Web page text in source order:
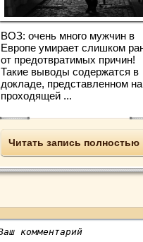
ВОЗ: очень много мужчин в
Европе умирает слишком
от предотвратимых причин!
Такие выводы содержатся в
докладе, представленном на
проходящей ...
Читать запись полностью